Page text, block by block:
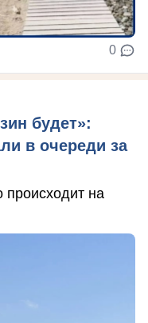
0
будет»:
в очереди за
происходит на